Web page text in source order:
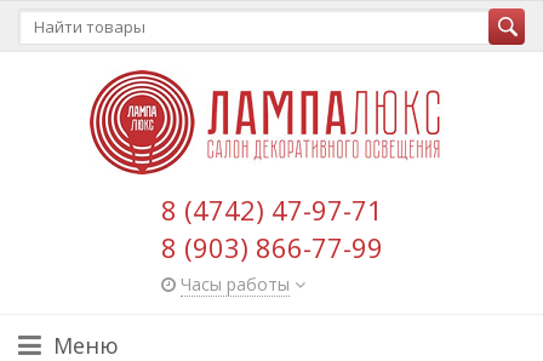
8 (4742) 47-97-71
8 (903) 866-77-99
Часы работы
Меню